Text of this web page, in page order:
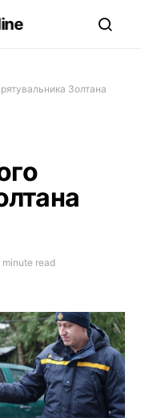
рятувальника Золтана
minute read